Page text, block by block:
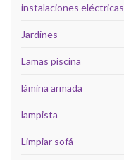
instalaciones eléctricas
Jardines
Lamas piscina
lámina armada
lampista
Limpiar sofá